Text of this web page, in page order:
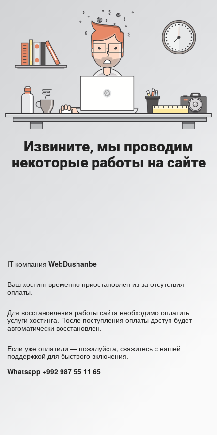
Извините, мы проводим
некоторые работы на сайте
IT компания WebDushanbe
Ваш хостинг временно приостановлен из-за отсутствия
оплаты.
Для восстановления работы сайта необходимо оплатить
услуги хостинга. После поступления оплаты доступ будет
автоматически восстановлен.
Если уже оплатили — пожалуйста, свяжитесь с нашей
поддержкой для быстрого включения.
Whatsapp +992 987 55 11 65